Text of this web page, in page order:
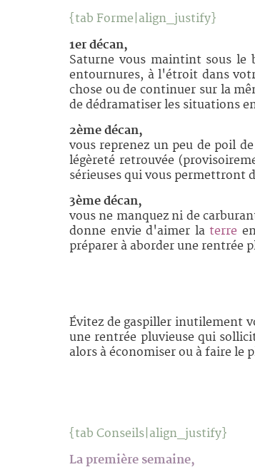
{tab Forme|align_justify}
1er décan,
Saturne vous maintint sous le
entournures, à l'étroit dans
chose ou de continuer sur la
de dédramatiser les situations
2ème décan,
vous reprenez un peu de poil
légèreté retrouvée
sérieuses qui vous permettront
3ème décan,
vous ne manquez ni de
donne envie d'aimer la terre
préparer à aborder une rentrée
Évitez de gaspiller inutilement
une rentrée pluvieuse qui
alors à économiser ou à faire le
{tab Conseils|align_justify}
La première semaine,